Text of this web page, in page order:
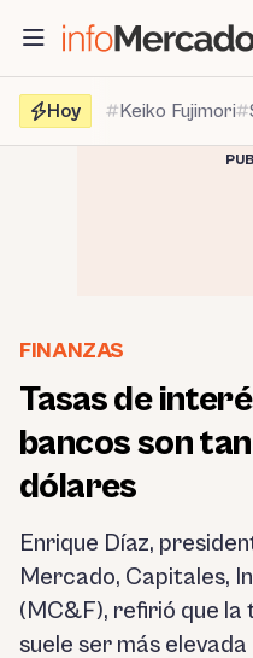
contenido
Hoy
Keiko Fujimori
FINANZAS
Tasas de
bancos son
dólares
Enrique Díaz,
Mercado, Capitales,
(MC&F), refirió que la
suele ser más